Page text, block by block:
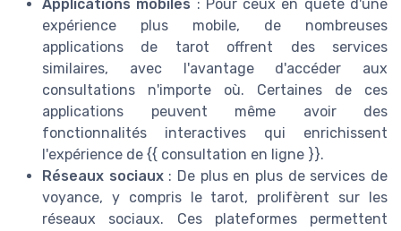
Applications mobiles : Pour ceux en quête d'une
expérience plus mobile, de nombreuses
applications de tarot offrent des services
similaires, avec l'avantage d'accéder aux
consultations n'importe où. Certaines de ces
applications peuvent même avoir des
fonctionnalités interactives qui enrichissent
l'expérience de {{ consultation en ligne }}.
Réseaux sociaux: De plus en plus de services de
voyance, y compris le tarot, prolifèrent sur les
réseaux sociaux. Ces plateformes permettent